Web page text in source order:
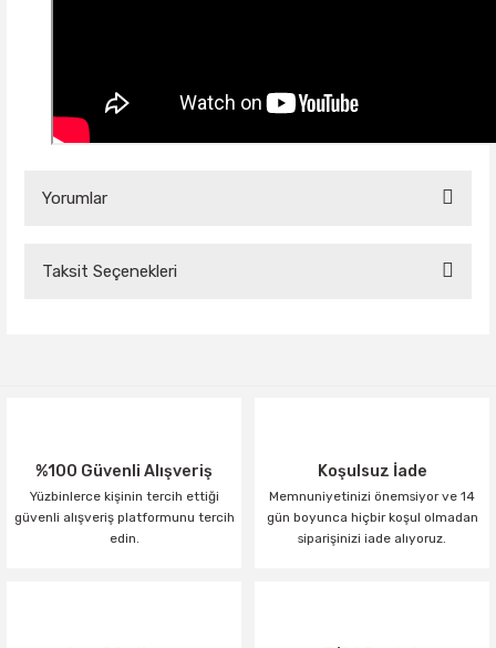
Yorumlar
Taksit Seçenekleri
%100 Güvenli Alışveriş
Yüzbinlerce kişinin tercih ettiği
güvenli alışveriş platformunu tercih
edin.
Koşulsuz İade
Memnuniyetinizi önemsiyor ve 14
gün boyunca hiçbir koşul olmadan
siparişinizi iade alıyoruz.